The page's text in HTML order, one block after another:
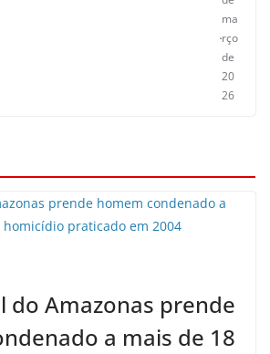
ma
rço
de
20
26
do Amazonas prende
a mais de 18